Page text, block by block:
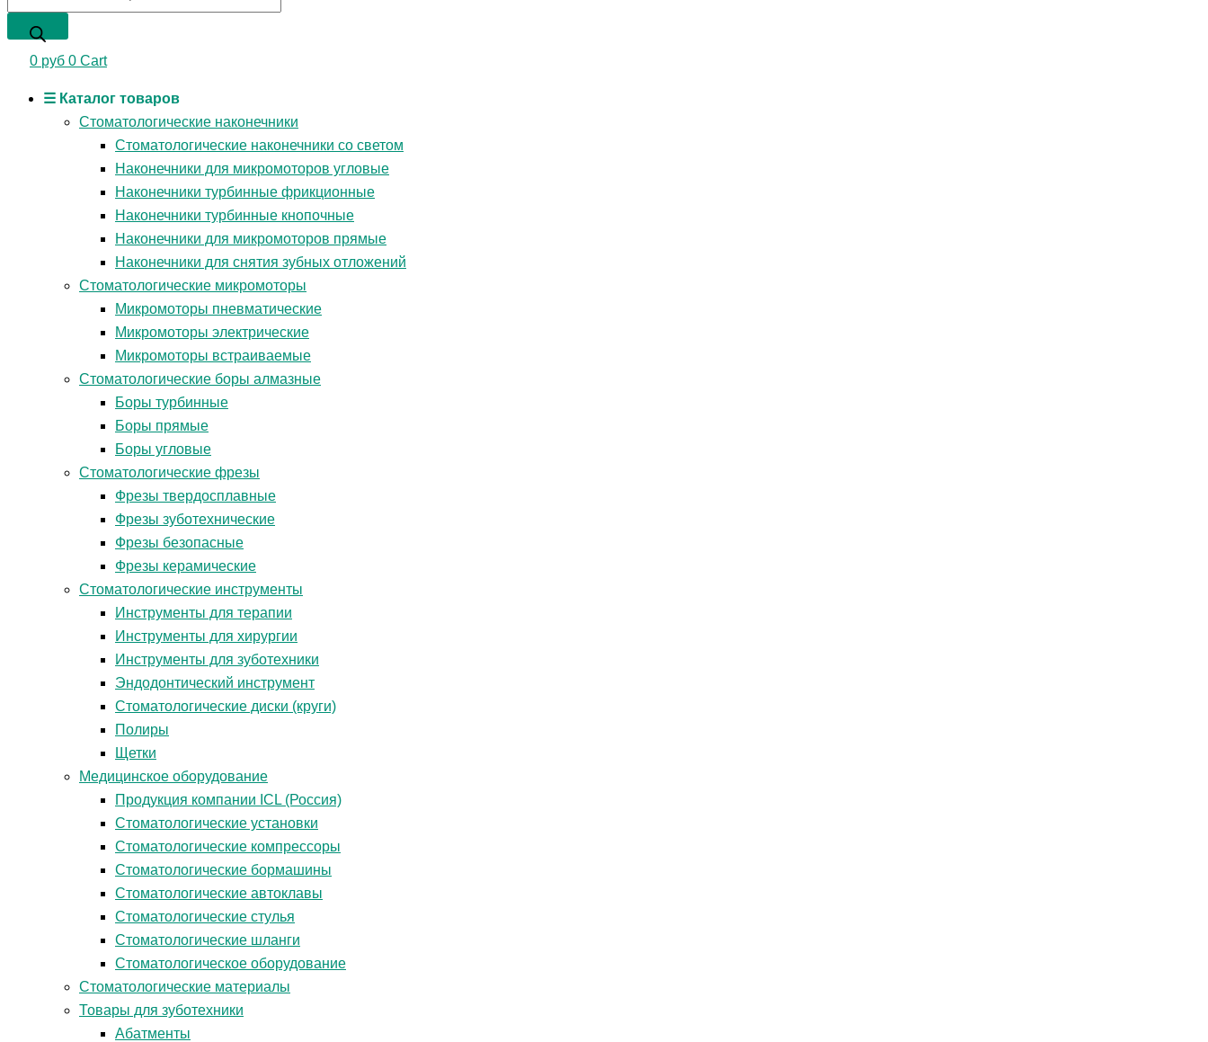
0 руб 0 Cart
☰ Каталог товаров
Стоматологические наконечники
Стоматологические наконечники со светом
Наконечники для микромоторов угловые
Наконечники турбинные фрикционные
Наконечники турбинные кнопочные
Наконечники для микромоторов прямые
Наконечники для снятия зубных отложений
Стоматологические микромоторы
Микромоторы пневматические
Микромоторы электрические
Микромоторы встраиваемые
Стоматологические боры алмазные
Боры турбинные
Боры прямые
Боры угловые
Стоматологические фрезы
Фрезы твердосплавные
Фрезы зуботехнические
Фрезы безопасные
Фрезы керамические
Стоматологические инструменты
Инструменты для терапии
Инструменты для хирургии
Инструменты для зуботехники
Эндодонтический инструмент
Стоматологические диски (круги)
Полиры
Щетки
Медицинское оборудование
Продукция компании ICL (Россия)
Стоматологические установки
Стоматологические компрессоры
Стоматологические бормашины
Стоматологические автоклавы
Стоматологические стулья
Стоматологические шланги
Стоматологическое оборудование
Стоматологические материалы
Товары для зуботехники
Абатменты